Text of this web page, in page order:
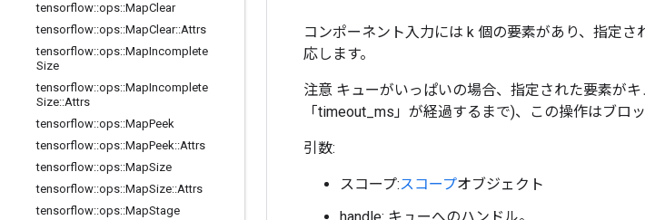
tensorflow::ops::MapClear
tensorflow::ops::MapClear::Attrs
tensorflow::ops::MapIncomplete
Size
tensorflow::ops::MapIncomplete
Size::Attrs
tensorflow::ops::MapPeek
tensorflow::ops::MapPeek::Attrs
tensorflow::ops::MapSize
tensorflow::ops::MapSize::Attrs
tensorflow::ops::MapStage
コンポーネント入力には k 個の要素があり、指定
応します。
注意 キューがいっぱいの場合、指定された要素が
「timeout_ms」が経過するまで)、この操作はブロッ
引数:
スコープ:スコープオブジェクト